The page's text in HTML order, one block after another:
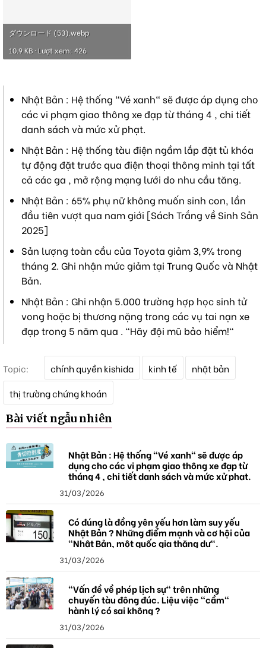
ダウンロード (53).webp
10.9 KB · Lượt xem: 426
Nhật Bản : Hệ thống "Vé xanh" sẽ được áp dụng cho
các vi phạm giao thông xe đạp từ tháng 4 , chi tiết
danh sách và mức xử phạt.
Nhật Bản : Hệ thống tàu điện ngầm lắp đặt tủ khóa
tự động đặt trước qua điện thoại thông minh tại tất
cả các ga , mở rộng mạng lưới do nhu cầu tăng.
Nhật Bản : 65% phụ nữ không muốn sinh con, lần
đầu tiên vượt qua nam giới [Sách Trắng về Sinh Sản
2025]
Sản lượng toàn cầu của Toyota giảm 3,9% trong
tháng 2. Ghi nhận mức giảm tại Trung Quốc và Nhật
Bản.
Nhật Bản : Ghi nhận 5.000 trường hợp học sinh tử
vong hoặc bị thương nặng trong các vụ tai nạn xe
đạp trong 5 năm qua . "Hãy đội mũ bảo hiểm!"
Topic:
h
ó
a
chính quyền kishida kinh tế
nhật bản
thị trường chứng khoán
Bài viết ngẫu nhiên
Nhật Bản : Hệ thống "Vé xanh" sẽ được áp
dụng cho các vi phạm giao thông xe đạp từ
tháng 4 , chi tiết danh sách và mức xử phạt.
31/03/2026
Có đúng là đồng yên yếu hơn làm suy yếu
Nhật Bản ? Những điểm mạnh và cơ hội của
"Nhật Bản, một quốc gia thặng dư".
31/03/2026
"Vấn đề về phép lịch sự" trên những
chuyến tàu đông đúc. Liệu việc "cầm"
hành lý có sai không ?
31/03/2026